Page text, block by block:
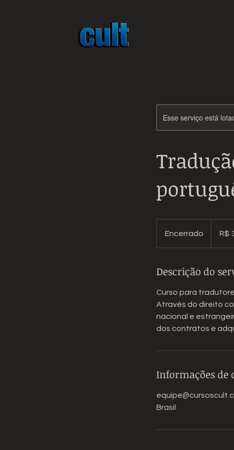
Esse serviço está
Encerrado
e
r
a
d
o
brasileiros
R$
Descrição do
Curso para
Através do direito
nacional e
dos contratos e
Informações de
Brasil